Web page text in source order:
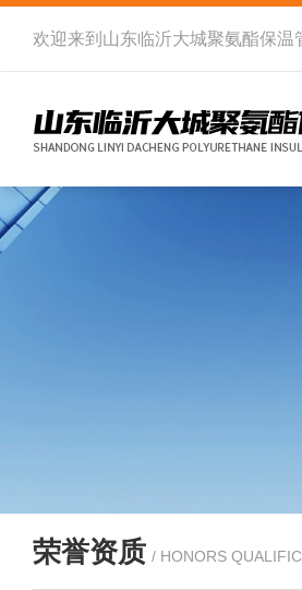
欢迎来到 山东临沂大城聚氨酯保温
荣誉资质 / HONORS